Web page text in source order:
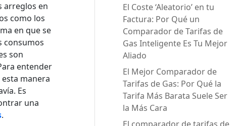
arreglos en
como los
en que se
consumos
son
entender
manera
Es
una
.
El Coste ‘Aleatorio’ en tu
Factura: Por Qué un
Comparador de Tarifas de
Gas Inteligente Es Tu Mejor
Aliado
El Mejor Comparador de
Tarifas de Gas: Por Qué la
Tarifa Más Barata Suele Ser
la Más Cara